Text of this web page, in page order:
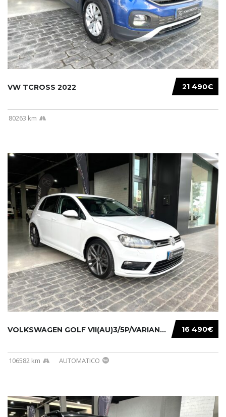
21 490€
VW TCROSS 2022
80263 km
16 490€
VOLKSWAGEN GOLF VII(AU)3/5P/VARIANT(12-16 20...
106582 km AUTOMATICO